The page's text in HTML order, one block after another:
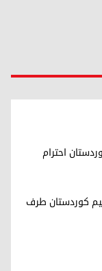
احترام
کوردستان طرف